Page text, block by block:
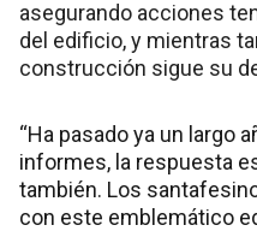
asegurando acciones
del edificio, y mientras
construcción sigue su
“Ha pasado ya un largo
informes, la respuesta
también. Los
con este emblemático